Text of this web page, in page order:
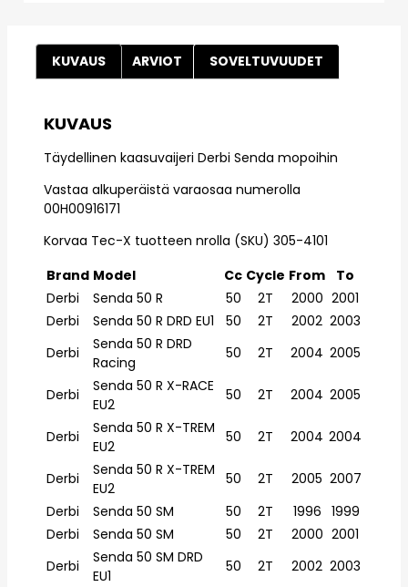
KUVAUS ARVIOT SOVELTUVUUDET
KUVAUS
Täydellinen kaasuvaijeri Derbi Senda mopoihin
Vastaa alkuperäistä varaosaa numerolla
00H00916171
Korvaa Tec-X tuotteen nrolla (SKU) 305-4101
Brand Model Cc Cycle From
To
Derbi
Senda 50 R 50 2T 2000 2001
Derbi
Senda 50 R DRD EU1 50 2T 2002 2003
Derbi
Senda 50 R DRD
Racing
50 2T 2004 2005
Derbi
Senda 50 R X-RACE
EU2
50 2T 2004 2005
Derbi
Senda 50 R X-TREM
EU2
50 2T 2004 2004
Derbi
Senda 50 R X-TREM
EU2
50 2T 2005 2007
Derbi
Senda 50 SM 50 2T 1996 1999
Derbi
Senda 50 SM 50 2T 2000 2001
Derbi
Senda 50 SM DRD
EU1
50 2T 2002 2003